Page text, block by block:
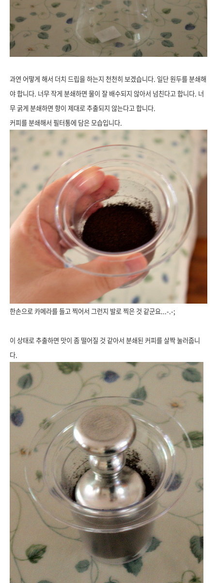
과연 어떻게 해서 더치 드립을 하는지 천천히 보겠습니다. 일단 원두를 분쇄해
야 합니다. 너무 작게 분쇄하면 물이 잘 배수되지 않아서 넘친다고 합니다. 너
무 굵게 분쇄하면 향이 제대로 추출되지 않는다고 합니다.
커피를 분쇄해서 필터통에 담은 모습입니다.
한손으로 카메라를 들고 찍어서 그런지 발로 찍은 것 같군요...-.-;
이 상태로 추출하면 맛이 좀 떨어질 것 같아서 분쇄된 커피를 살짝 눌러줍니
다.